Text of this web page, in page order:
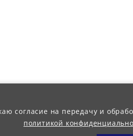
согласие на передачу и
политикой